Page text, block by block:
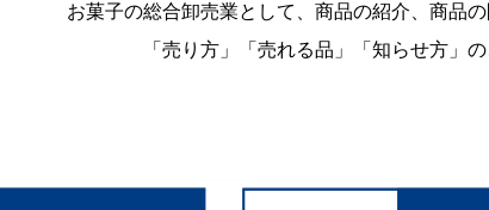
お菓子の総合卸売業として、商品の紹介、商品
「売り方」「売れる品」「知らせ方」